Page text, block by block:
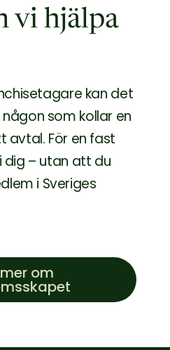
vi hjälpa
kan det
som kollar en
avtal. För en fast
dig – utan att du
i Sveriges
om